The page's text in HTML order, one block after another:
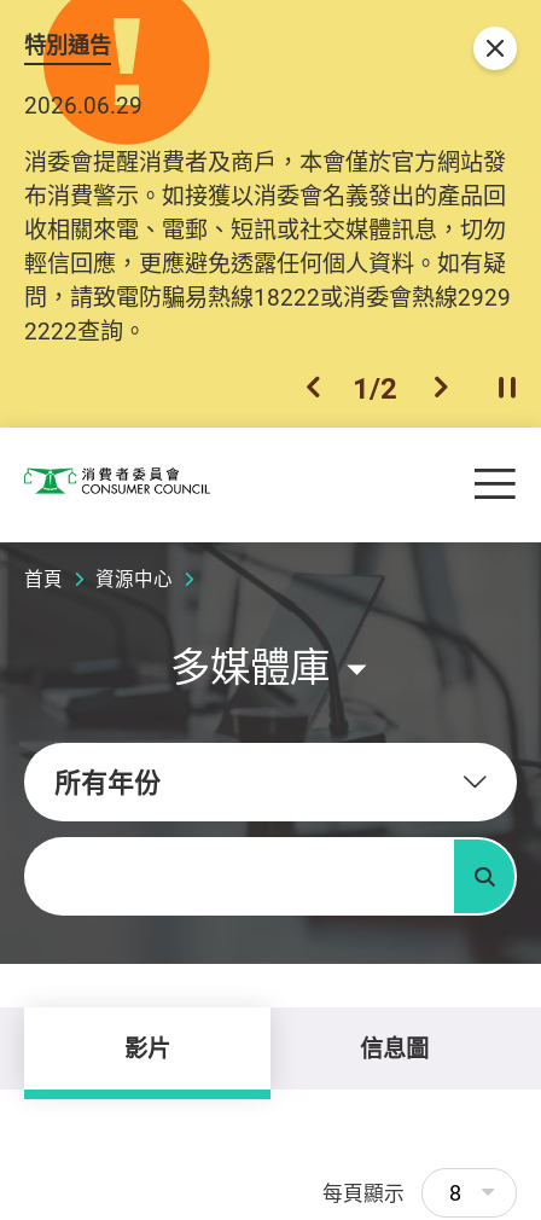
特別通告
2026.06.29
消委會提醒消費者及商戶，本會僅於官方網站發
布消費警示。如接獲以消委會名義發出的產品回
收相關來電、電郵、短訊或社交媒體訊息，切勿
輕信回應，更應避免透露任何個人資料。如有疑
問，請致電防騙易熱線18222或消委會熱線2929
2222查詢。
2025.10.31
為提升使用者體驗及網絡安全，本會的投訴處理
系統已經進行升級及推出新功能。由2025年11月
10日起，消費者需要提供基本聯絡資料（包括姓
名、電郵及電話）註冊帳戶，才可提交投訴、查
詢及建議。所有提交紀錄將清晰整合於帳戶中，
方便日後作出跟進。
上一個
2/2 下一個開
關閉
消費者委員會 目
首頁 資源中心
多媒體庫
所有年份
關鍵字
搜尋
影片 信息圖
每頁顯示 8